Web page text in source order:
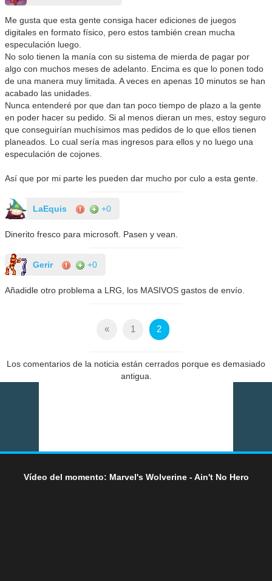
Me gusta que esta gente consiga hacer ediciones de juegos
digitales en formato físico, pero estos también crean mucha
especulación luego.
No solo tienen la manía con su sistema de mierda de pagar por
algo con muchos meses de adelanto. Encima es que lo ponen todo
de una manera muy limitada. A veces en apenas 10 minutos se han
acabado las unidades.
Nunca entenderé por que dan tan poco tiempo de plazo a la gente
en poder hacer su pedido. Si al menos dieran un mes, estoy seguro
que conseguirían muchísimos mas pedidos de lo que ellos tienen
planeados. Lo cual sería mas ingresos para ellos y no luego una
especulación de cojones.
Así que por mi parte les pueden dar mucho por culo a esta gente.
LaEquis +0
Dinerito fresco para microsoft. Pasen y vean.
Gerir +0
Añadidle otro problema a LRG, los MASIVOS gastos de envío.
« 1 2
Los comentarios de la noticia están cerrados porque es demasiado
antigua.
Vídeo del momento: Marvel's Wolverine - Ain't No Hero